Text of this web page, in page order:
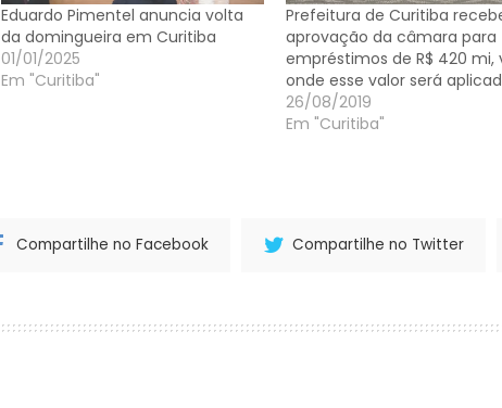
Eduardo Pimentel anuncia volta
da domingueira em Curitiba
01/01/2025
Em "Curitiba"
Prefeitura de Curitiba
aprovação da câmara para
empréstimos de R$ 420 mi,
onde esse valor será
26/08/2019
Em "Curitiba"
Compartilhe no Facebook Compartilhe no Twitter